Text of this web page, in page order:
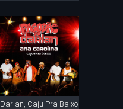
Darlan, Caju Pra Baixo